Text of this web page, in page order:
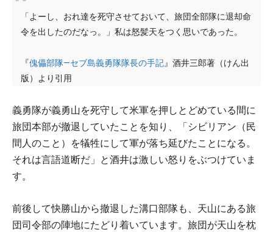
「よーし、おれ達を死守させておいて、旅団全部隊に退却命
令を出したのだなっ。」私は怒髪天をつく思いであった。
『傀儡部隊―セブ島義勇隊隊長の手記』酒井三郎著（けん出
版）より引用
義勇隊が義勇山を死守して米軍を押しとどめている間に
旅団本部が撤退していたことを知り、「シビリアン（民
間人のこと）を犠牲にして軍が落ち延びたことになる。
それは言語道断だ」と酒井は激しい怒りをぶつけていま
す。
前後して快勝山から撤退した溝口部隊も、天山にある旅
団司令部の陣地にたどり着いています。旅団が天山を枕